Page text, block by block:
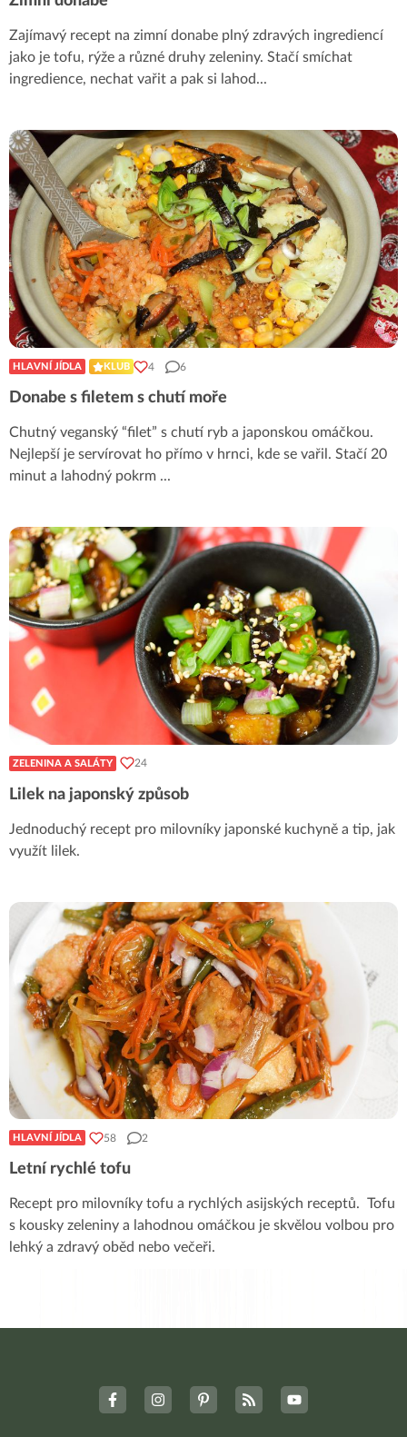
Zajímavý recept na zimní donabe plný zdravých ingrediencí
jako je tofu, rýže a různé druhy zeleniny. Stačí smíchat
ingredience, nechat vařit a pak si lahod...
HLAVNÍ JÍDLA KLUB 4 6
Donabe s filetem s chutí moře
Chutný veganský “filet” s chutí ryb a japonskou omáčkou.
Nejlepší je servírovat ho přímo v hrnci, kde se vařil. Stačí 20
minut a lahodný pokrm ...
ZELENINA A SALÁTY 24
Lilek na japonský způsob
Jednoduchý recept pro milovníky japonské kuchyně a tip, jak
využít lilek.
HLAVNÍ JÍDLA 58 2
Letní rychlé tofu
Recept pro milovníky tofu a rychlých asijských receptů. Tofu
s kousky zeleniny a lahodnou omáčkou je skvělou volbou pro
lehký a zdravý oběd nebo večeři.